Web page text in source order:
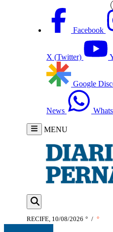
Facebook
X (Twitter)
Google
News
MENU
RECIFE, 10/08/2026 ° / °